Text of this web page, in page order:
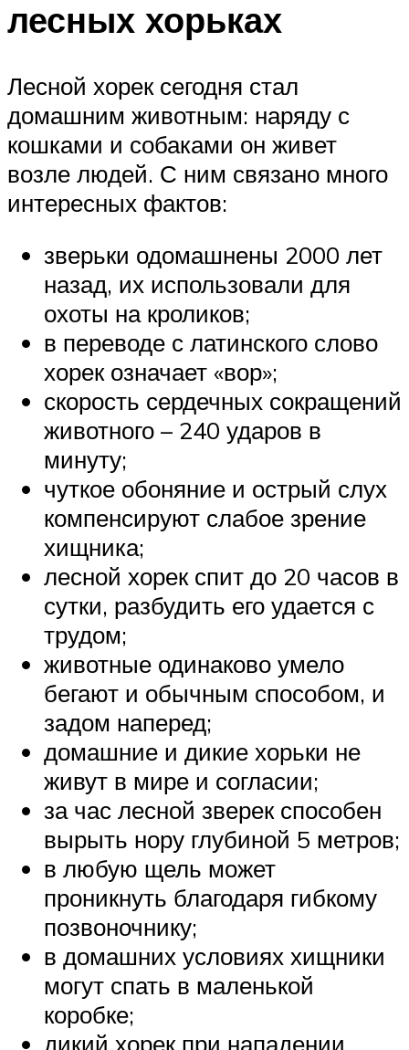
лесных хорьках
Лесной хорек сегодня стал
домашним животным: наряду с
кошками и собаками он живет
возле людей. С ним связано много
интересных фактов:
зверьки одомашнены 2000 лет
назад, их использовали для
охоты на кроликов;
в переводе с латинского слово
хорек означает «вор»;
скорость сердечных сокращений
животного – 240 ударов в
минуту;
чуткое обоняние и острый слух
компенсируют слабое зрение
хищника;
лесной хорек спит до 20 часов в
сутки, разбудить его удается с
трудом;
животные одинаково умело
бегают и обычным способом, и
задом наперед;
домашние и дикие хорьки не
живут в мире и согласии;
за час лесной зверек способен
вырыть нору глубиной 5 метров;
в любую щель может
проникнуть благодаря гибкому
позвоночнику;
в домашних условиях хищники
могут спать в маленькой
коробке;
дикий хорек при нападении